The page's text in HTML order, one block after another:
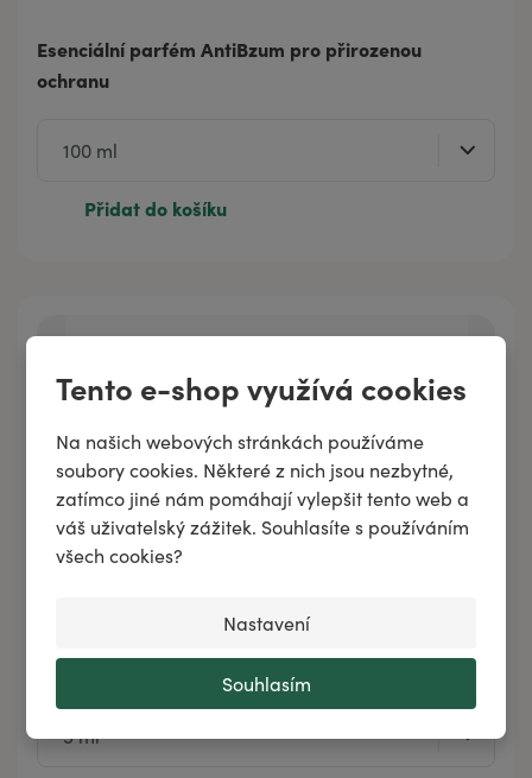
Tento e-shop využívá cookies
Na našich webových stránkách používáme
soubory cookies. Některé z nich jsou nezbytné,
zatímco jiné nám pomáhají vylepšit tento web a
váš uživatelský zážitek. Souhlasíte s používáním
všech cookies?
Nastavení
Souhlasím
Esenciální parfém AntiBzum pro přirozenou
ochranu
Přidat do košíku
Směs esenciálních olejů RAK - UKLIDŇUJÍCÍ